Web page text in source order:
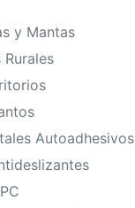
y Mantas
Rurales
Autoadhesivos